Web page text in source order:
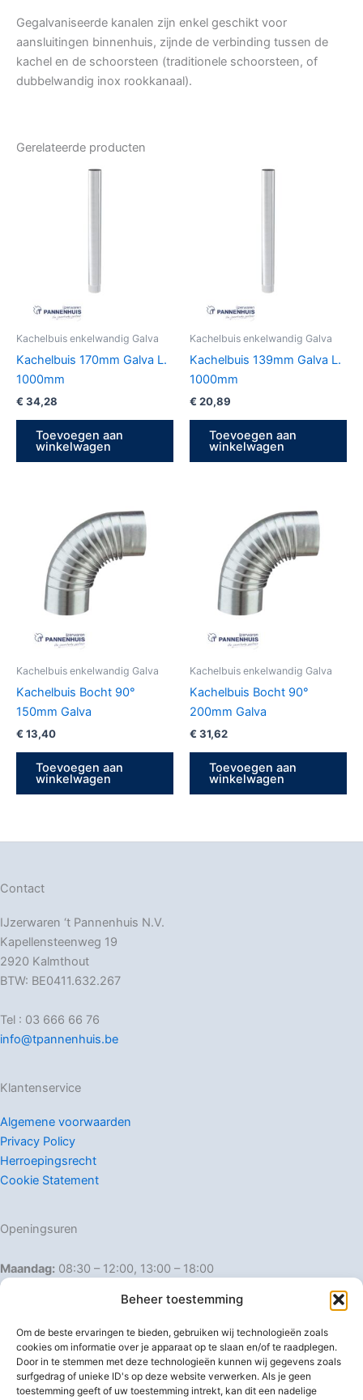
Beheer toestemming
Om de beste ervaringen te bieden, gebruiken wij technologieën zoals
cookies om informatie over je apparaat op te slaan en/of te raadplegen.
Door in te stemmen met deze technologieën kunnen wij gegevens zoals
surfgedrag of unieke ID's op deze website verwerken. Als je geen
toestemming geeft of uw toestemming intrekt, kan dit een nadelige
Gegalvaniseerde kanalen zijn enkel geschikt voor
aansluitingen binnenhuis, zijnde de verbinding tussen de
kachel en de schoorsteen (traditionele schoorsteen, of
dubbelwandig inox rookkanaal).
Gerelateerde producten
Kachelbuis enkelwandig Galva
Kachelbuis 170mm Galva L.
1000mm
€ 34,28
Toevoegen aan
winkelwagen
Kachelbuis enkelwandig Galva
Kachelbuis 139mm Galva L.
1000mm
€ 20,89
Toevoegen aan
winkelwagen
Kachelbuis enkelwandig Galva
Kachelbuis Bocht 90°
150mm Galva
€ 13,40
Toevoegen aan
winkelwagen
Kachelbuis enkelwandig Galva
Kachelbuis Bocht 90°
200mm Galva
€ 31,62
Toevoegen aan
winkelwagen
Contact
IJzerwaren ‘t Pannenhuis N.V.
Kapellensteenweg 19
2920 Kalmthout
BTW: BE0411.632.267
Tel : 03 666 66 76
info@tpannenhuis.be
Klantenservice
Algemene voorwaarden
Privacy Policy
Herroepingsrecht
Cookie Statement
Openingsuren
Maandag: 08:30 – 12:00, 13:00 – 18:00
Dinsdag:
08:30 – 12:00, 13:00 – 18:00
Donderdag: 08:30 – 12:00, 13:00 – 18:00
Vrijdag: 08:30 – 12:00, 13:00 – 18:00
Zaterdag: 08:30 – 16:00
Zondag: Gesloten